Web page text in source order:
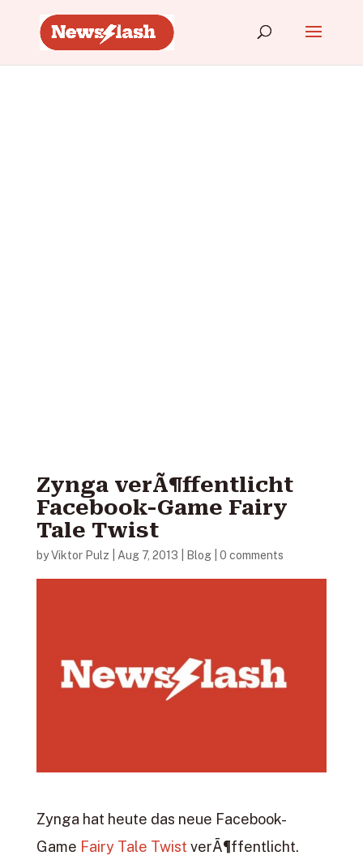
Zynga verÃ¶ffentlicht
Facebook-Game Fairy
Tale Twist
byViktor Pulz Aug 7, 2013 Blog| 0 comments
Zynga hat heute das neue Facebook-
Game Fairy Tale Twist verÃ¶ffentlicht.